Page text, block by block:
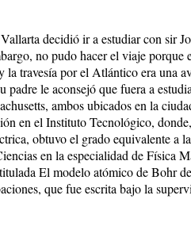
decidió ir a estudiar con sir
no pudo hacer el viaje porque
la travesía por el Atlántico era una
padre le aconsejó que fuera a
ambos ubicados en la
en el Instituto Tecnológico,
obtuvo el grado equivalente a
en la especialidad de Física
El modelo atómico de Bohr
que fue escrita bajo la